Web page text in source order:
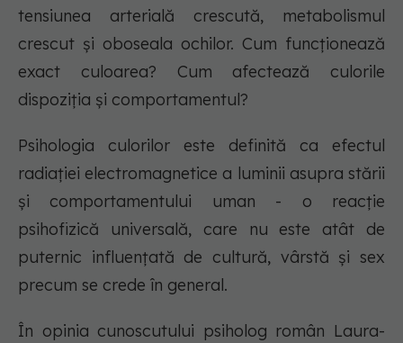
tensiunea arterială crescută, metabolismul
crescut și oboseala ochilor. Cum funcționează
exact culoarea? Cum afectează culorile
dispoziția și comportamentul?
Psihologia culorilor este definită ca efectul
radiației electromagnetice a luminii asupra stării
și comportamentului uman - o reacție
psihofizică universală, care nu este atât de
puternic influențată de cultură, vârstă și sex
precum se crede în general.
În opinia cunoscutului psiholog român Laura-